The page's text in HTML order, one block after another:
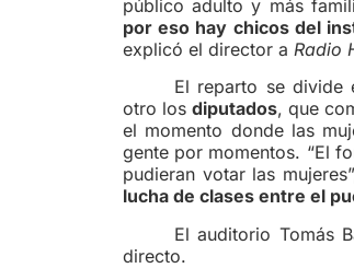
público adulto y más
por eso hay chicos del
explicó el director a Radio
El reparto se divide
otro los diputados, que
el momento donde las
gente por momentos. “El
pudieran votar las
lucha de clases entre el
El auditorio Tomás
directo.